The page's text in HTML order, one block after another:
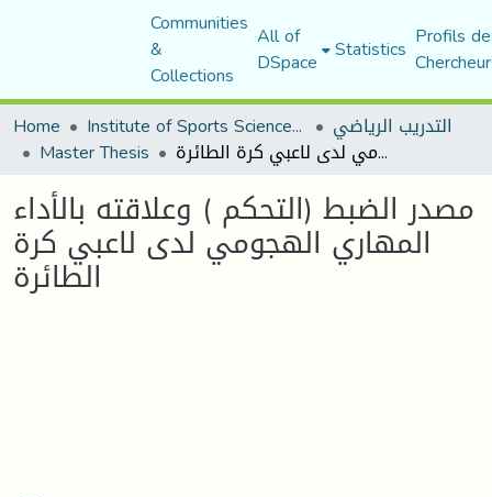
Communities
&
Collections
All of
DSpace Statistics Profils
Home
Institute of Sports Sciences and Techniques التدريب الرياضي
Master Thesis مصدر الضبط (التحكم ) وعلاقته بالأداء المهاري الهجومي لدى لاعبي كرة الطائرة
مصدر الضبط (التحكم ) وعلاقته بالأداء
المهاري الهجومي لدى لاعبي كرة
الطائرة